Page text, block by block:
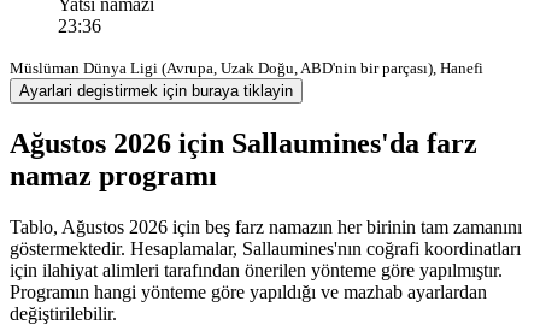
23:36
Müslüman Dünya Ligi (Avrupa, Uzak Doğu, ABD'nin bir parçası), Hanefi
Ayarlari degistirmek için buraya tiklayin
Ağustos 2026 için Sallaumines'da farz
namaz programı
Tablo, Ağustos 2026 için beş farz namazın her birinin tam zamanını
göstermektedir. Hesaplamalar, Sallaumines'nın coğrafi koordinatları
için ilahiyat alimleri tarafından önerilen yönteme göre yapılmıştır.
Programın hangi yönteme göre yapıldığı ve mazhab ayarlardan
değiştirilebilir.